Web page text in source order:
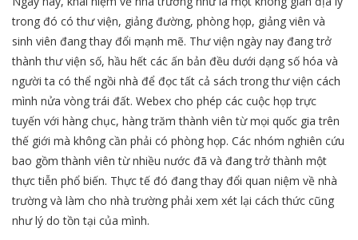
trong đó có thư viện, giảng đường, phòng họp, giảng viên và
sinh viên đang thay đổi mạnh mẽ. Thư viện ngày nay đang trở
thành thư viện số, hầu hết các ấn bản đều dưới dạng số hóa và
người ta có thể ngồi nhà để đọc tất cả sách trong thư viện cách
mình nửa vòng trái đất. Webex cho phép các cuộc họp trực
tuyến với hàng chục, hàng trăm thành viên từ mọi quốc gia trên
thế giới mà không cần phải có phòng họp. Các nhóm nghiên cứu
bao gồm thành viên từ nhiều nước đã và đang trở thành một
thực tiễn phổ biến. Thực tế đó đang thay đổi quan niệm về nhà
trường và làm cho nhà trường phải xem xét lại cách thức cũng
như lý do tồn tại của mình.